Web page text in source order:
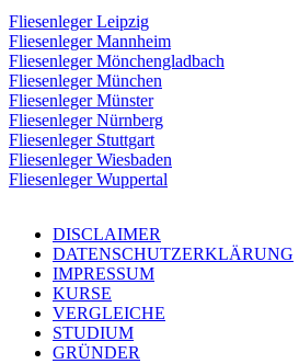
Fliesenleger Leipzig
Fliesenleger Mannheim
Fliesenleger Mönchengladbach
Fliesenleger München
Fliesenleger Münster
Fliesenleger Nürnberg
Fliesenleger Stuttgart
Fliesenleger Wiesbaden
Fliesenleger Wuppertal
DISCLAIMER
DATENSCHUTZERKLÄRUNG
IMPRESSUM
KURSE
VERGLEICHE
STUDIUM
GRÜNDER